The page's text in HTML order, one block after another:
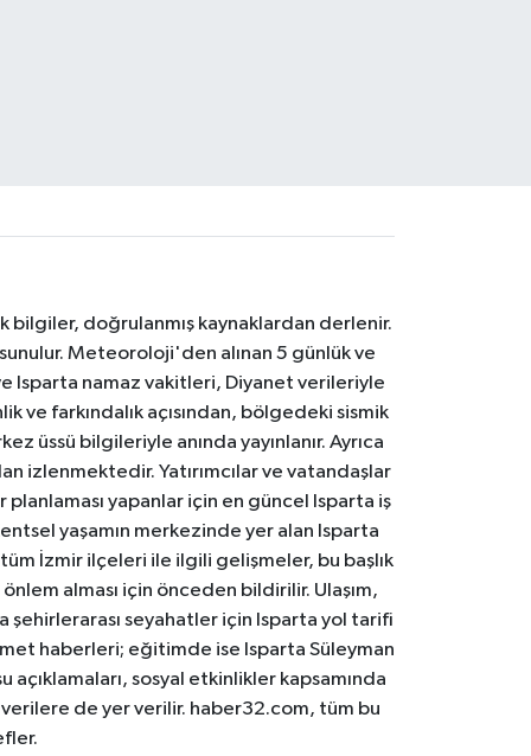
bilgiler, doğrulanmış kaynaklardan derlenir.
Meteoroloji'den alınan 5 günlük ve
Isparta namaz vakitleri, Diyanet verileriyle
ve farkındalık açısından, bölgedeki sismik
üssü bilgileriyle anında yayınlanır. Ayrıca
izlenmektedir. Yatırımcılar ve vatandaşlar
planlaması yapanlar için en güncel Isparta iş
yaşamın merkezinde yer alan Isparta
tüm İzmir ilçeleri ile ilgili gelişmeler, bu başlık
alması için önceden bildirilir. Ulaşım,
şehirlerarası seyahatler için Isparta yol tarifi
haberleri; eğitimde ise Isparta Süleyman
sosyal etkinlikler kapsamında
de yer verilir. haber32.com, tüm bu